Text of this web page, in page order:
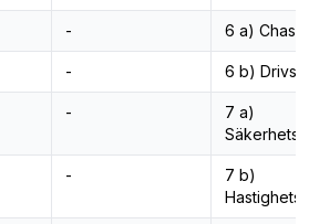
- 6 a) Chassi
- 6 b)
-
7 a)
-
7 b)